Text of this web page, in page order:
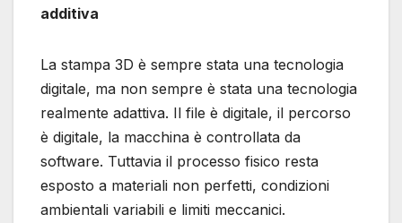
additiva
La stampa 3D è sempre stata una tecnologia
digitale, ma non sempre è stata una tecnologia
realmente adattiva. Il file è digitale, il percorso
è digitale, la macchina è controllata da
software. Tuttavia il processo fisico resta
esposto a materiali non perfetti, condizioni
ambientali variabili e limiti meccanici.